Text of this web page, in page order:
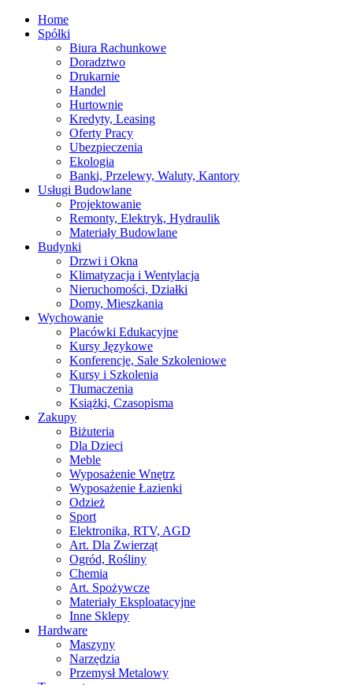
Home
Spółki
Biura Rachunkowe
Doradztwo
Drukarnie
Handel
Hurtownie
Kredyty, Leasing
Oferty Pracy
Ubezpieczenia
Ekologia
Banki, Przelewy, Waluty, Kantory
Usługi Budowlane
Projektowanie
Remonty, Elektryk, Hydraulik
Materiały Budowlane
Budynki
Drzwi i Okna
Klimatyzacja i Wentylacja
Nieruchomości, Działki
Domy, Mieszkania
Wychowanie
Placówki Edukacyjne
Kursy Językowe
Konferencje, Sale Szkoleniowe
Kursy i Szkolenia
Tłumaczenia
Książki, Czasopisma
Zakupy
Biżuteria
Dla Dzieci
Meble
Wyposażenie Wnętrz
Wyposażenie Łazienki
Odzież
Sport
Elektronika, RTV, AGD
Art. Dla Zwierząt
Ogród, Rośliny
Chemia
Art. Spożywcze
Materiały Eksploatacyjne
Inne Sklepy
Hardware
Maszyny
Narzędzia
Przemysł Metalowy